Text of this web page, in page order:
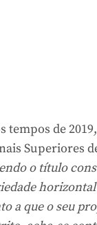
tempos de
Superiores
o título
horizontal
a que o seu